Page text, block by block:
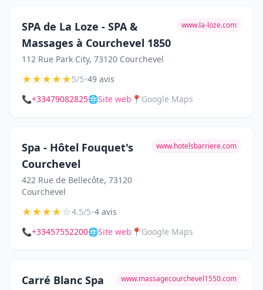
SPA de La Loze - SPA &
Massages à Courchevel 1850
112 Rue Park City, 73120 Courchevel
www.la-loze.com
★★★★★5/5•49 avis
📞+33479082825🌐Site web 📍 Google Maps
Spa - Hôtel Fouquet's
Courchevel
422 Rue de Bellecôte, 73120
Courchevel
www.hotelsbarriere.com
★★★★☆4.5/5•4 avis
📞+33457552200🌐Site web 📍 Google Maps
Carré Blanc Spa www.massagecourchevel1550.com